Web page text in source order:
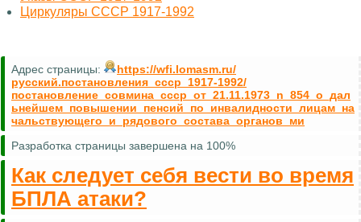
Циркуляры СССР 1917-1992
Адрес страницы:
https://wfi.lomasm.ru/
русский.постановления_ссср_1917-1992/
постановление_совмина_ссср_от_21.11.1973_n_854_о_дал
ьнейшем_повышении_пенсий_по_инвалидности_лицам_на
чальствующего_и_рядового_состава_органов_ми
Разработка страницы завершена на 100%
Как следует себя вести во время
БПЛА атаки?